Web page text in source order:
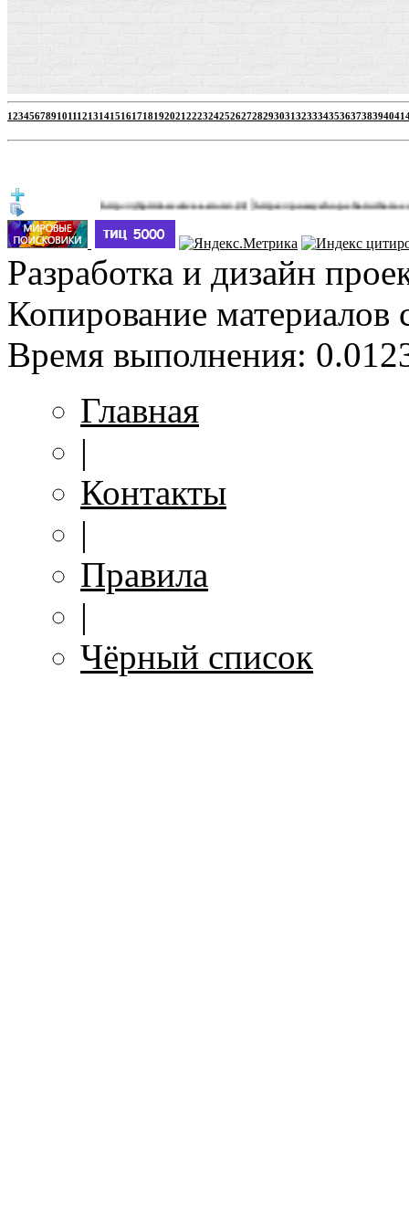
1234567891011121314151617181920212223242526272829303132333435363738394041
http://jbprimecurves.store/(3)|https://pussyshop.chaturbate.com/male-
Разработка и дизайн
Копирование материалов
Время выполнения:
Главная
|
Контакты
|
Правила
|
Чёрный список